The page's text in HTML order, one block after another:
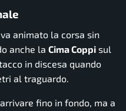
animato la corsa sin
anche la Cima Coppi sul
in discesa quando
al traguardo.
fino in fondo, ma a